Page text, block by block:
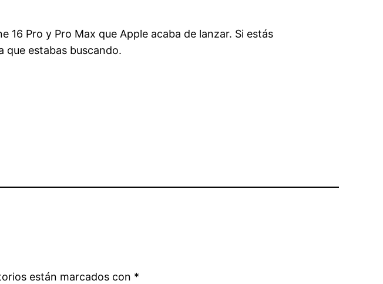
16 Pro y Pro Max que Apple acaba de lanzar. Si estás
que estabas buscando.
están marcados con *